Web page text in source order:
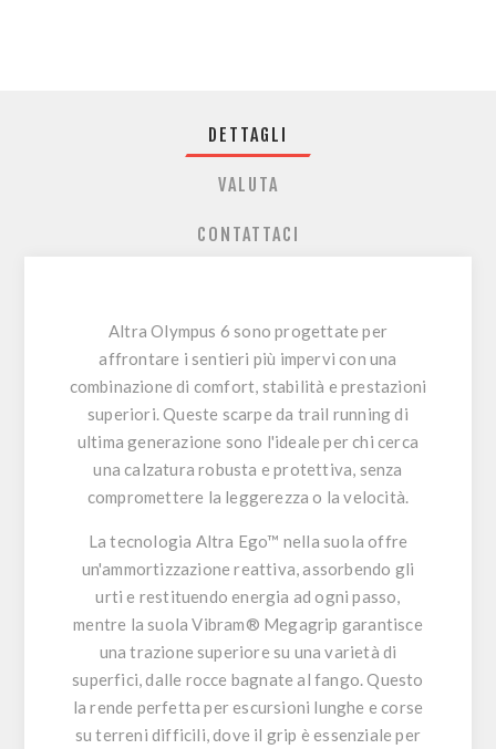
DETTAGLI
VALUTA
CONTATTACI
Altra Olympus 6 sono progettate per
affrontare i sentieri più impervi con una
combinazione di comfort, stabilità e prestazioni
superiori. Queste scarpe da trail running di
ultima generazione sono l'ideale per chi cerca
una calzatura robusta e protettiva, senza
compromettere la leggerezza o la velocità.
La tecnologia Altra Ego™ nella suola offre
un'ammortizzazione reattiva, assorbendo gli
urti e restituendo energia ad ogni passo,
mentre lasuola Vibram® Megagrip garantisce
una trazione superiore su una varietà di
superfici, dalle rocce bagnate al fango. Questo
la rende perfetta per escursioni lunghe e corse
su terreni difficili, dove il grip è essenziale per